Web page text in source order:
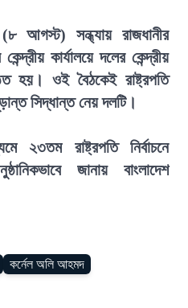
আগস্ট) সন্ধ্যায় রাজধানীর
কার্যালয়ে দলের কেন্দ্রীয়
হয়। ওই বৈঠকেই রাষ্ট্রপতি
সিদ্ধান্ত নেয় দলটি।
২৩তম রাষ্ট্রপতি নির্বাচনে
জানায় বাংলাদেশ
কর্নেল অলি আহমদ